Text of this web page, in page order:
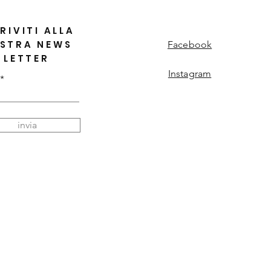
ALLA
NEWS
LETTER
invia
Facebook
Instagram